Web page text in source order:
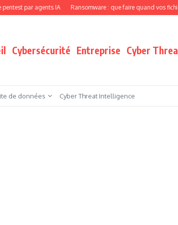
agents IA Ransomware : que faire quand vos fichiers sont
Cybersécurité Entreprise Cyber
de données Cyber Threat Intelligence